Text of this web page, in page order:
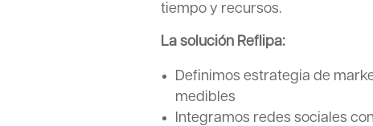
tiempo y recursos.
La solución Reflipa:
Definimos estrategia de
medibles
Integramos redes sociales